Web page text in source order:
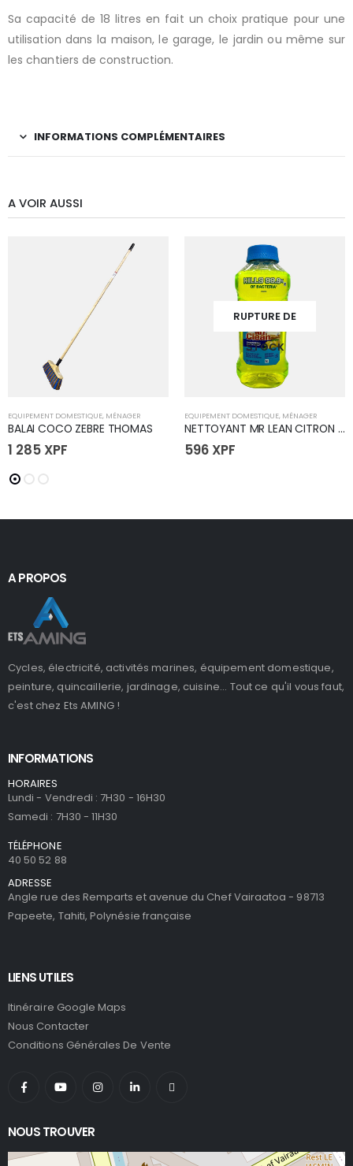
Sa capacité de 18 litres en fait un choix pratique pour une
utilisation dans la maison, le garage, le jardin ou même sur
les chantiers de construction.
INFORMATIONS COMPLÉMENTAIRES
A VOIR AUSSI
EQUIPEMENT DOMESTIQUE MÉNAGER
BALAI COCO ZEBRE THOMAS
1 285 XPF
RUPTURE DE
STOCK
EQUIPEMENT DOMESTIQUE MÉNAGER
NETTOYANT MR LEAN CITRON 28OZ
596 XPF
A PROPOS
Cycles, électricité, activités marines, équipement domestique,
peinture, quincaillerie, jardinage, cuisine... Tout ce qu'il vous faut,
c'est chez Ets AMING !
INFORMATIONS
HORAIRES
Lundi - Vendredi : 7H30 - 16H30
Samedi : 7H30 - 11H30
TÉLÉPHONE
40 50 52 88
ADRESSE
Angle rue des Remparts et avenue du Chef Vairaatoa - 98713
Papeete, Tahiti, Polynésie française
LIENS UTILES
Itinéraire Google Maps
Nous Contacter
Conditions Générales De Vente
NOUS TROUVER